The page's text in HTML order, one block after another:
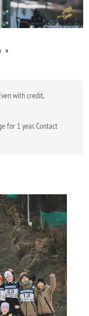
with credit,
for 1 year. Contact